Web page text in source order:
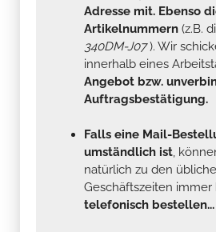
Adresse mit. Ebenso
Artikelnummern (z.B.
340DM-J07). Wir
innerhalb eines
Angebot bzw.
Auftragsbestätigung.
Falls eine Mail-
umständlich ist,
natürlich zu den
Geschäftszeiten immer
telefonisch bestellen...